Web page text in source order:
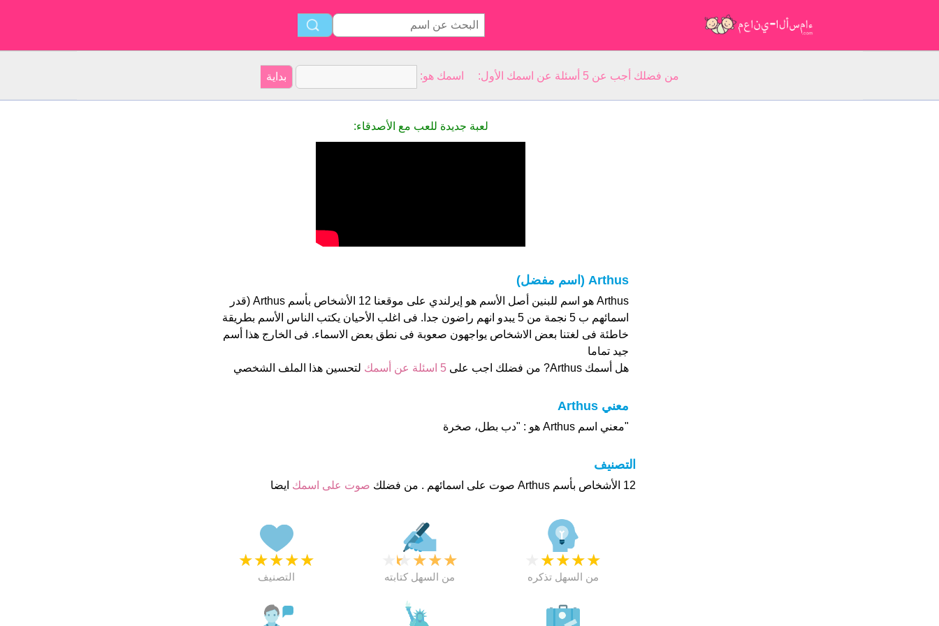
من فضلك أجب عن 5 أسئلة عن اسمك الأول: اسمك هو:
لعبة جديدة للعب مع الأصدقاء:
Arthus (اسم مفضل)
Arthus هو اسم للبنين أصل الأسم هو إيرلندي على موقعنا 12 الأشخاص بأسم Arthus (قدر
اسمائهم ب 5 نجمة من 5 يبدو انهم راضون جدا. فى اغلب الأحيان يكتب الناس الأسم بطريقة
خاطئة فى لغتنا بعض الاشخاص يواجهون صعوبة فى نطق بعض الاسماء. فى الخارج هذا أسم
جيد تماما
هل أسمك Arthus? من فضلك اجب على
5 اسئلة عن أسمك لتحسين هذا الملف الشخصي
معني Arthus
"معني اسم Arthus هو : "دب بطل، صخرة
التصنيف
12 الأشخاص بأسم Arthus صوت على اسمائهم . من فضلك صوت على اسمك ايضا
★
★
★
★
★
التصنيف
★
★
★
★
من السهل كتابته
★
★
★
★
من السهل تذكره